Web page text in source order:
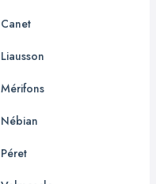
Canet
Liausson
Mérifons
Nébian
Péret